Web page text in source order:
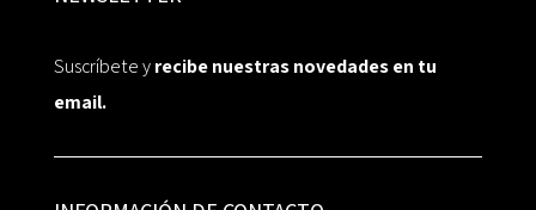
Suscríbete yrecibe nuestras novedades en tu
email.